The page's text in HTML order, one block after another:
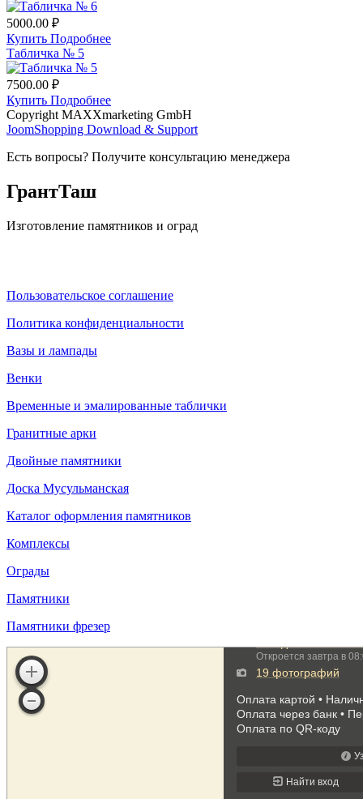
5000.00 ₽
Купить Подробнее
Табличка № 5
7500.00 ₽
Купить Подробнее
Copyright MAXXmarketing GmbH
JoomShopping Download & Support
Есть вопросы? Получите консультацию менеджера
ГрантТаш
Изготовление памятников и оград
Пользовательское соглашение
Политика конфиденциальности
Вазы и лампады
Венки
Временные и эмалированные таблички
Гранитные арки
Двойные памятники
Доска Мусульманская
Каталог оформления памятников
Комплексы
Ограды
Памятники
Памятники фрезер